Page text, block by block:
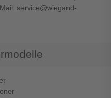
service@wiegand-